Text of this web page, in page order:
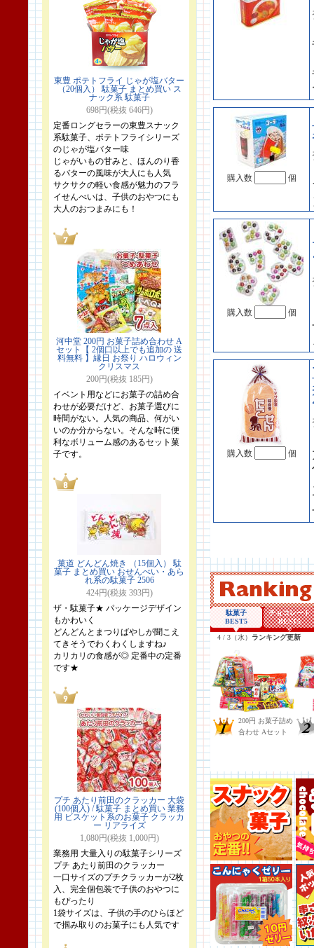
東豊 ポテトフライ じゃが塩バター
（20個入） 駄菓子 まとめ買い ス
ナック系 駄菓子
698円(税抜 646円)
定番ロングセラーの東豊スナック
系駄菓子、ポテトフライシリーズ
のじゃが塩バター味
じゃがいもの甘みと、ほんのり香
るバターの風味が大人にも人気
サクサクの軽い食感が魅力のフラ
イせんべいは、子供のおやつにも
大人のおつまみにも！
河中堂 200円 お菓子詰め合わせ A
セット【 2個口以上でも追加の 送
料無料 】縁日 お祭り ハロウィン
クリスマス
200円(税抜 185円)
イベント用などにお菓子の詰め合
わせが必要だけど、お菓子選びに
時間がない。人気の商品、何がい
いのか分からない。そんな時に便
利なボリューム感のあるセット菓
子です。
菓道 どんどん焼き （15個入） 駄
菓子 まとめ買い おせんべい・あら
れ系の駄菓子 2506
424円(税抜 393円)
ザ・駄菓子★ パッケージデザイン
もかわいく
どんどんとまつりばやしが聞こえ
てきそうでわくわくしますね♪
カリカリの食感が◎ 定番中の定番
です★
プチ あたり前田のクラッカー 大袋
(100個入) / 駄菓子 まとめ買い 業務
用 ビスケット系のお菓子 クラッカ
ー リアライズ
1,080円(税抜 1,000円)
業務用 大量入りの駄菓子シリーズ
プチ あたり前田のクラッカー
一口サイズのプチクラッカーが2枚
入、完全個包装で子供のおやつに
もぴったり
1袋サイズは、子供の手のひらほど
で掴み取りのお菓子にも人気です
購入数 個
購入数 個
購入数 個